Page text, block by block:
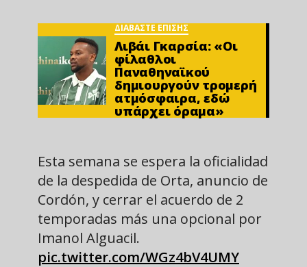
ΔΙΑΒΑΣΤΕ ΕΠΙΣΗΣ
Λιβάι Γκαρσία: «Οι
φίλαθλοι
Παναθηναϊκού
δημιουργούν τρομερή
ατμόσφαιρα, εδώ
υπάρχει όραμα»
Esta semana se espera la oficialidad
de la despedida de Orta, anuncio de
Cordón, y cerrar el acuerdo de 2
temporadas más una opcional por
Imanol Alguacil.
pic.twitter.com/WGz4bV4UMY